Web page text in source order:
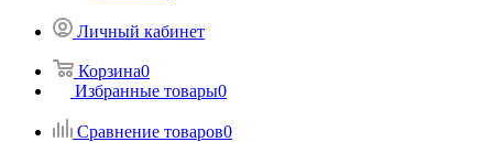
Личный кабинет
Корзина0
Избранные товары0
Сравнение товаров0